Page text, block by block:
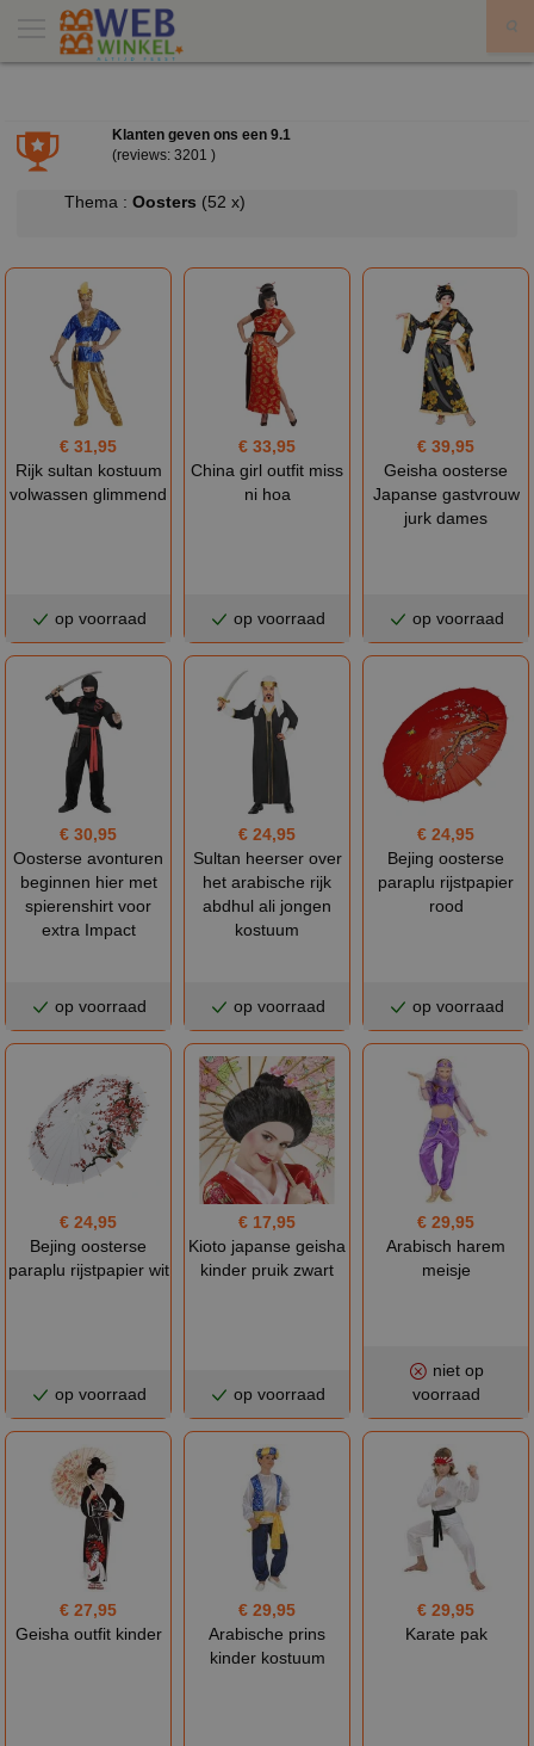
Klanten geven ons een 9.1
(reviews: 3201 )
Thema : Oosters (52 x)
€ 31,95
Rijk sultan kostuum
volwassen glimmend
op voorraad
€ 33,95
China girl outfit miss
ni hoa
op voorraad
€ 39,95
Geisha oosterse
Japanse gastvrouw
jurk dames
op voorraad
€ 30,95
Oosterse avonturen
beginnen hier met
spierenshirt voor
extra Impact
op voorraad
€ 24,95
Sultan heerser over
het arabische rijk
abdhul ali jongen
kostuum
op voorraad
€ 24,95
Bejing oosterse
paraplu rijstpapier
rood
op voorraad
€ 24,95
Bejing oosterse
paraplu rijstpapier wit
op voorraad
€ 17,95
Kioto japanse geisha
kinder pruik zwart
op voorraad
€ 29,95
Arabisch harem
meisje
niet op
voorraad
€ 27,95
Geisha outfit kinder
€ 29,95
Arabische prins
kinder kostuum
€ 29,95
Karate pak